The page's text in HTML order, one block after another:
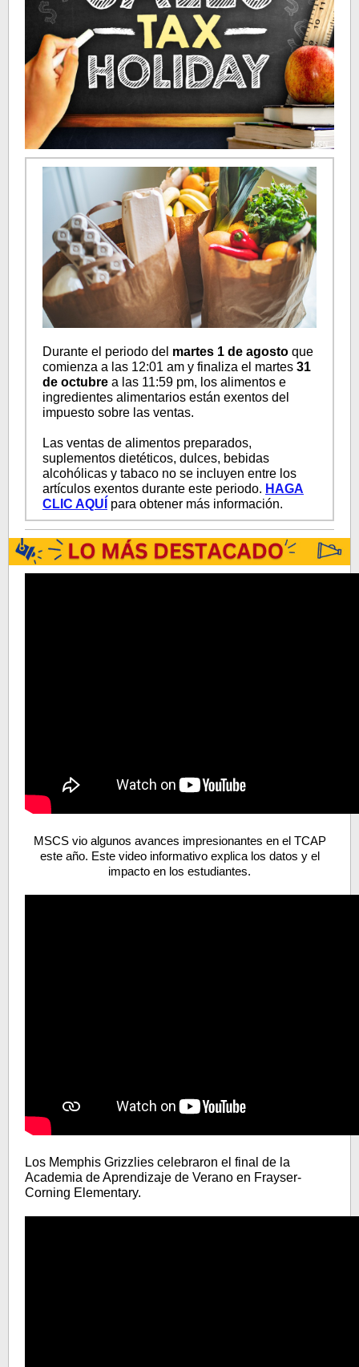
Durante el periodo del martes 1 de agosto que
comienza a las 12:01 am y finaliza el martes 31
de octubre a las 11:59 pm, los alimentos e
ingredientes alimentarios están exentos del
impuesto sobre las ventas.
Las ventas de alimentos preparados,
suplementos dietéticos, dulces, bebidas
alcohólicas y tabaco no se incluyen entre los
artículos exentos durante este periodo. HAGA
CLIC AQUÍ para obtener más información.
MSCS vio algunos avances impresionantes en el TCAP
este año. Este video informativo explica los datos y el
impacto en los estudiantes.
Los Memphis Grizzlies celebraron el final de la
Academia de Aprendizaje de Verano en Frayser-
Corning Elementary.